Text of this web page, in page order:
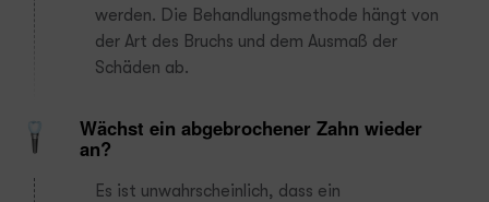
werden. Die Behandlungsmethode hängt von
der Art des Bruchs und dem Ausmaß der
Schäden ab.
Wächst ein abgebrochener Zahn wieder
an?
Es ist unwahrscheinlich, dass ein